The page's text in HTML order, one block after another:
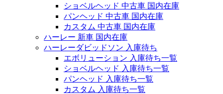
ショベルヘッド 中古車 国内在庫
パンヘッド 中古車 国内在庫
カスタム 中古車 国内在庫
ハーレー 新車 国内在庫
ハーレーダビッドソン 入庫待ち
エボリューション 入庫待ち一覧
ショベルヘッド 入庫待ち一覧
パンヘッド 入庫待ち一覧
カスタム 入庫待ち一覧